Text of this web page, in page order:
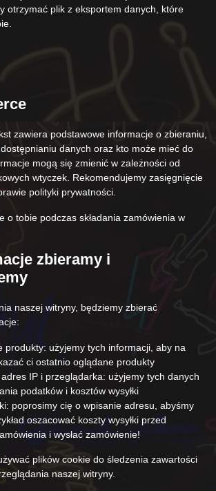
otrzymać plik z eksportem danych, które
zawiera podstawowe informacje o zbieraniu,
danych oraz kto może mieć do
mogą się zmienić w zależności od
wtyczek. Rekomendujemy zasięgnięcie
polityki prywatności.
o tobie podczas składania zamówienia w
zbieramy i
naszej witryny, będziemy zbierać
produkty: użyjemy tych informacji, aby na
ci ostatnio oglądane produkty
IP i przeglądarka: użyjemy tych danych
podatków i kosztów wysyłki
poprosimy cię o wpisanie adresu, abyśmy
oszacować koszty wysyłki przed
i wysłać zamówienie!
plików cookie do śledzenia zawartości
naszej witryny.